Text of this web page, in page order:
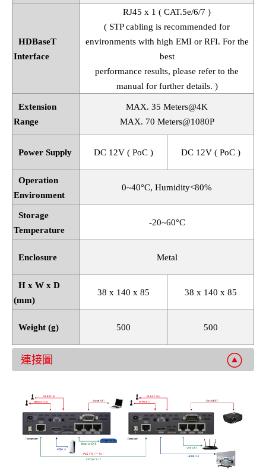
HDBaseT
Interface
RJ45 x 1 ( CAT.5e/6/7 )
( STP cabling is recommended for
environments with high EMI or RFI. For the
best
performance results, please refer to the
manual for further details. )
Extension
Range
MAX. 35 Meters@4K
MAX. 70 Meters@1080P
Power Supply DC 12V ( PoC ) DC 12V ( PoC )
Operation
Environment
0~40°C, Humidity<80%
Storage
Temperature
-20~60°C
Enclosure Metal
H x W x D
(mm)
38 x 140 x 85 38 x 140 x 85
Weight (g) 500 500
連接圖